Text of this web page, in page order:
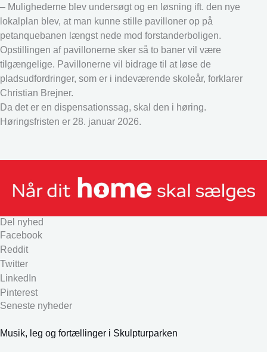
– Mulighederne blev undersøgt og en løsning ift. den nye
lokalplan blev, at man kunne stille pavilloner op på
petanquebanen længst nede mod forstanderboligen.
Opstillingen af pavillonerne sker så to baner vil være
tilgængelige. Pavillonerne vil bidrage til at løse de
pladsudfordringer, som er i indeværende skoleår, forklarer
Christian Brejner.
Da det er en dispensationssag, skal den i høring.
Høringsfristen er 28. januar 2026.
Del nyhed
Facebook
Reddit
Twitter
LinkedIn
Pinterest
Seneste nyheder
Musik, leg og fortællinger i Skulpturparken